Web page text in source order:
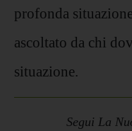
profonda
ascoltato da chi
situazione.
Segui La